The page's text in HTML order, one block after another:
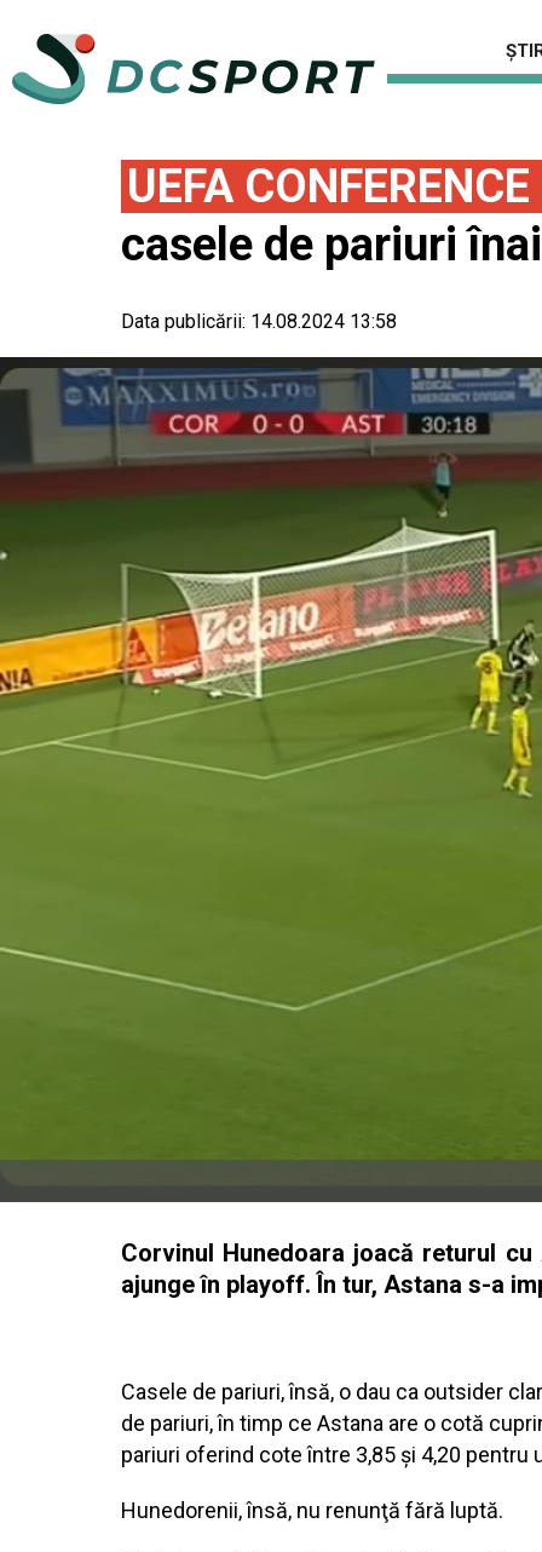
UEFA
casele de pariuri
Data publicării: 14.08.2024 13:58
Corvinul Hunedoara joacă returul
ajunge în playoff. În tur, Astana s-a
Casele de pariuri, însă, o dau ca outsider
de pariuri, în timp ce Astana are o cotă
pariuri oferind cote între 3,85 şi 4,20
Hunedorenii, însă, nu renunţă fără luptă.